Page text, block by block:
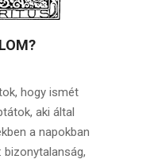
hogy ismét
aki által
a napokban